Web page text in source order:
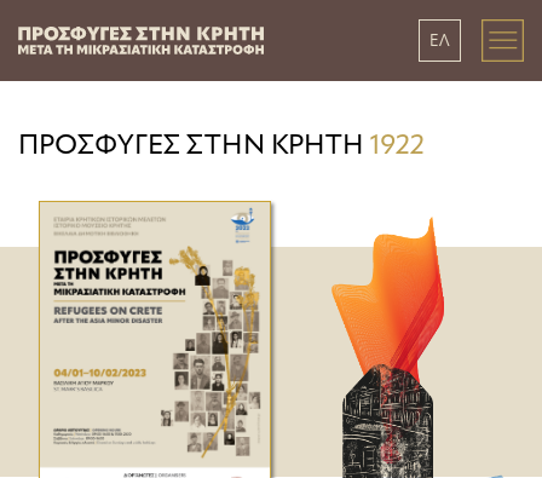
ΕΛ
ΠΡΟΣΦΥΓΕΣ ΣΤΗΝ ΚΡΗΤΗ 1922